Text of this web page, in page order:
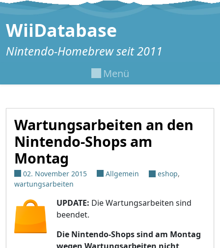
Zum Inhalt springen
WiiDatabase
Nintendo-Homebrew seit 2011
Menü
Wartungsarbeiten an den
Nintendo-Shops am
Montag
02. November 2015 Allgemein eshop,
wartungsarbeiten
UPDATE: Die Wartungsarbeiten sind
beendet.
Die Nintendo-Shops sind am Montag
wegen Wartungsarbeiten nicht